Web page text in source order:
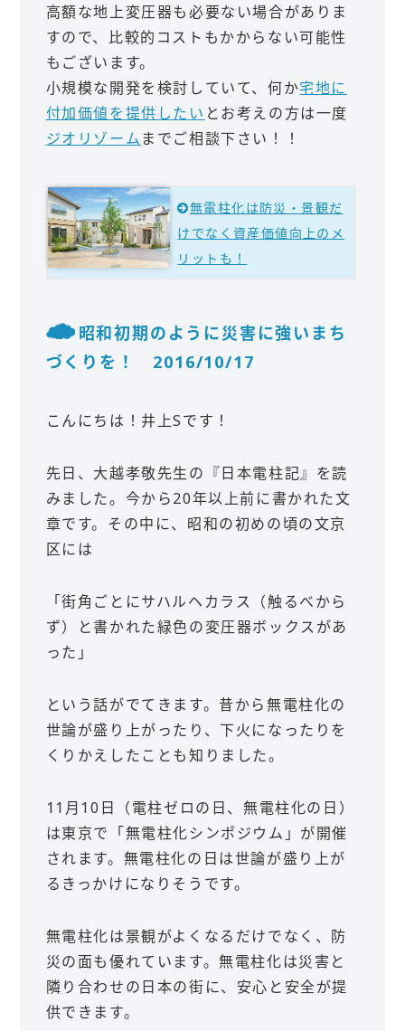
高額な地上変圧器も必要ない場合がありま
すので、比較的コストもかからない可能性
もございます。
小規模な開発を検討していて、何か宅地に
付加価値を提供したい とお考えの方は一度
ジオリゾーム までご相談下さい！！
無電柱化は防災・景観だ
けでなく資産価値向上のメ
リットも！
昭和初期のように災害に強いまち
づくりを！ 2016/10/17
こんにちは！井上Sです！
先日、大越孝敬先生の『日本電柱記』を読
みました。今から20年以上前に書かれた文
章です。その中に、昭和の初めの頃の文京
区には
「街角ごとにサハルヘカラス（触るべから
ず）と書かれた緑色の変圧器ボックスがあ
った」
という話がでてきます。昔から無電柱化の
世論が盛り上がったり、下火になったりを
くりかえしたことも知りました。
11月10日（電柱ゼロの日、無電柱化の日）
は東京で「無電柱化シンポジウム」が開催
されます。無電柱化の日は世論が盛り上が
るきっかけになりそうです。
無電柱化は景観がよくなるだけでなく、防
災の面も優れています。無電柱化は災害と
隣り合わせの日本の街に、安心と安全が提
供できます。